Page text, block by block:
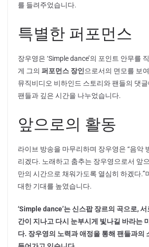
를 들려주었습니다.
특별한 퍼포먼스
장우영은 ‘Simple dance’의 포인트 안무를
게 그의 퍼포먼스 장인으로서의 면모를 보
뮤직비디오 비하인드 스토리와 팬들의 댓
팬들과 깊은 시간을 나누었습니다.
앞으로의 활동
라이브 방송을 마무리하며 장우영은 “음악
리겠다. 노래하고 춤추는 장우영으로서 앞
만의 시간으로 채워가도록 열심히 하겠다.”
대한 기대를 높였습니다.
‘Simple dance’는 신스팝 장르의 곡으로,
간이 지나고 다시 눈부시게 빛나길 바라는
다. 장우영의 노력과 애정을 통해 팬들과의